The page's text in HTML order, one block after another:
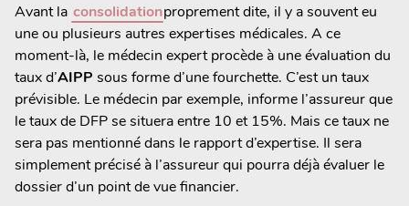
Avant la consolidationproprement dite, il y a souvent eu
une ou plusieurs autres expertises médicales. A ce
moment-là, le médecin expert procède à une évaluation du
taux d’AIPP sous forme d’une fourchette. C’est un taux
prévisible. Le médecin par exemple, informe l’assureur que
le taux de DFP se situera entre 10 et 15%. Mais ce taux ne
sera pas mentionné dans le rapport d’expertise. Il sera
simplement précisé à l’assureur qui pourra déjà évaluer le
dossier d’un point de vue financier.